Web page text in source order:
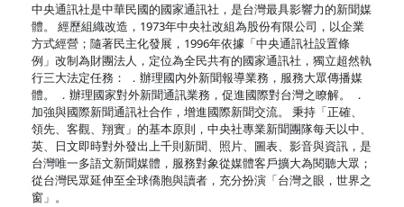
中央通訊社是中華民國的國家通訊社，是台灣最具影響力的新聞媒
體。 經歷組織改造，1973年中央社改組為股份有限公司，以企業
方式經營；隨著民主化發展，1996年依據「中央通訊社設置條
例」改制為財團法人，定位為全民共有的國家通訊社，獨立超然執
行三大法定任務： ．辦理國內外新聞報導業務，服務大眾傳播媒
體。 ．辦理國家對外新聞通訊業務，促進國際對台灣之瞭解。 ．
加強與國際新聞通訊社合作，增進國際新聞交流。 秉持「正確、
領先、客觀、翔實」的基本原則，中央社專業新聞團隊每天以中、
英、日文即時對外發出上千則新聞、照片、圖表、影音與資訊，是
台灣唯一多語文新聞媒體，服務對象從媒體客戶擴大為閱聽大眾；
從台灣民眾延伸至全球僑胞與讀者，充分扮演「台灣之眼，世界之
窗」。